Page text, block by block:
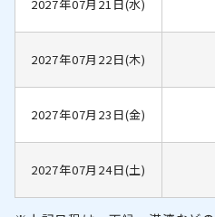
2027年07月21日(水)
2027年07月22日(木)
2027年07月23日(金)
2027年07月24日(土)